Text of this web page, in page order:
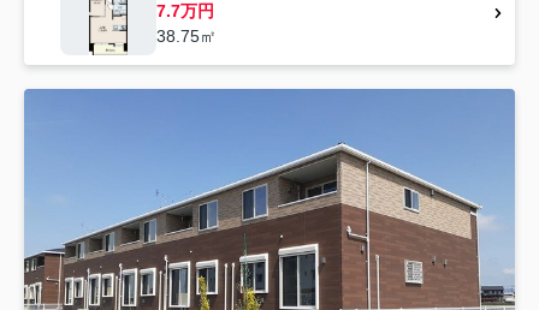
7.7万円
38.75㎡